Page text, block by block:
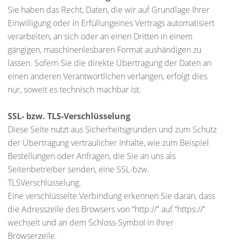
Sie haben das Recht, Daten, die wir auf Grundlage Ihrer
Einwilligung oder in Erfüllungeines Vertrags automatisiert
verarbeiten, an sich oder an einen Dritten in einem
gängigen, maschinenlesbaren Format aushändigen zu
lassen. Sofern Sie die direkte Übertragung der Daten an
einen anderen Verantwortlichen verlangen, erfolgt dies
nur, soweit es technisch machbar ist.
SSL- bzw. TLS-Verschlüsselung
Diese Seite nutzt aus Sicherheitsgründen und zum Schutz
der Übertragung vertraulicher Inhalte, wie zum Beispiel
Bestellungen oder Anfragen, die Sie an uns als
Seitenbetreiber senden, eine SSL-bzw.
TLSVerschlüsselung.
Eine verschlüsselte Verbindung erkennen Sie daran, dass
die Adresszeile des Browsers von “http://” auf “https://”
wechselt und an dem Schloss-Symbol in Ihrer
Browserzeile.